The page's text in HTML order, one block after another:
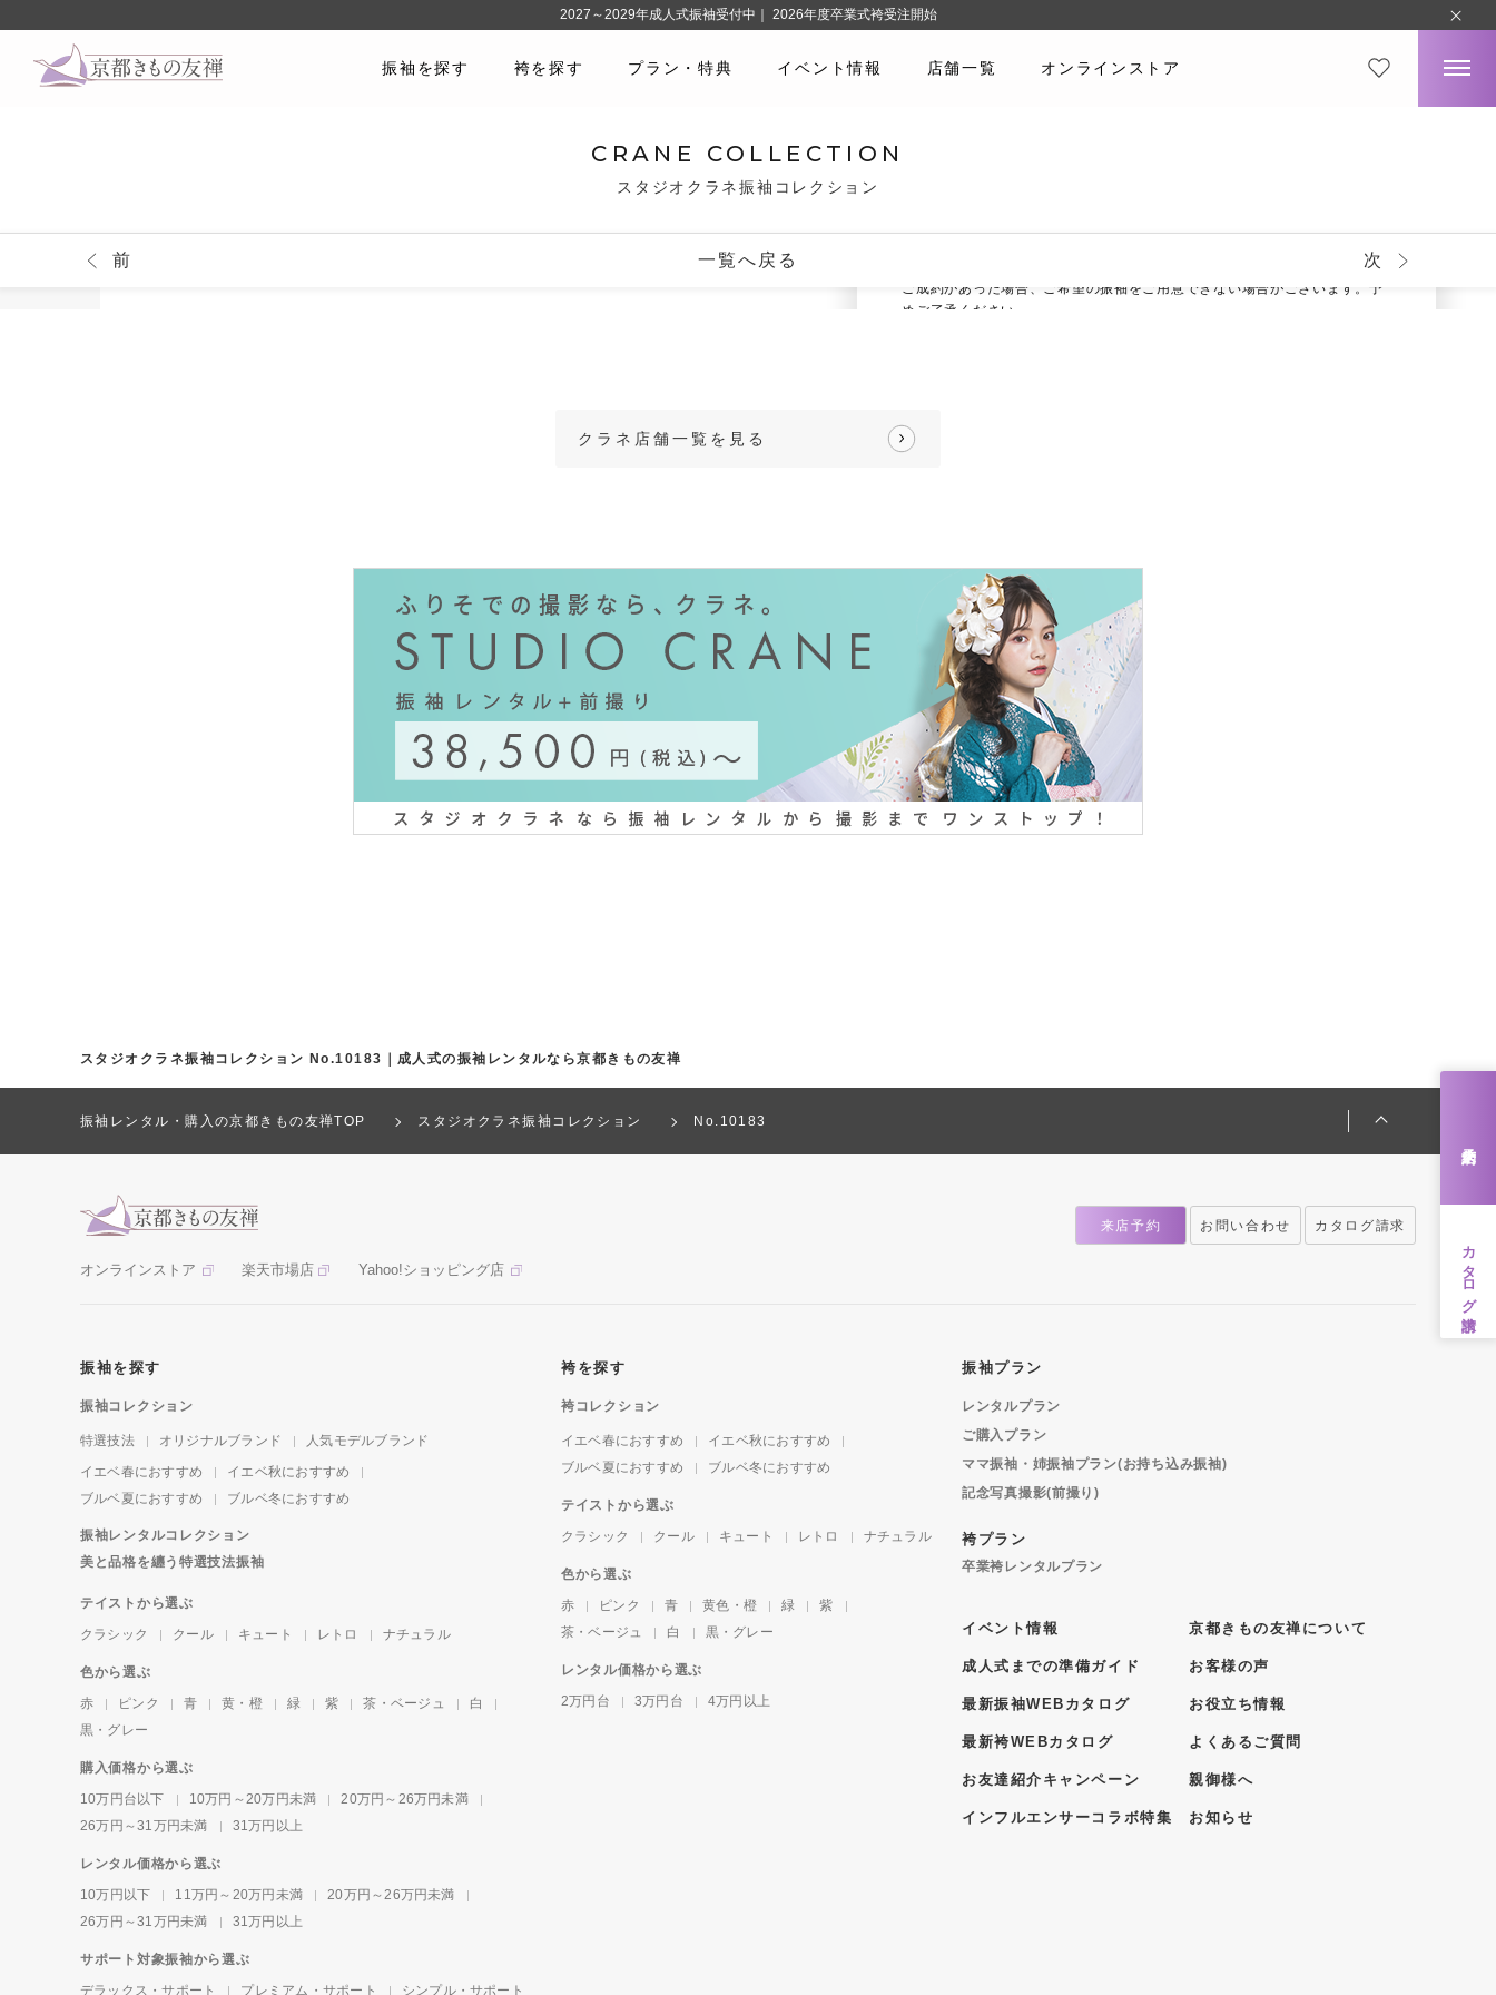
振袖を探す 袴を探す プラン・特典 イベント情報 店舗一覧 オンラインストア
CRANE COLLECTION
スタジオクラネ振袖コレクション
前 一覧へ戻る 次
撮影込みで 38,500 円（税込）～から プランの詳細はこちら
ご成約があった場合、ご希望の振袖をご用意できない場合がございます。予
めご了承ください。
クラネ店舗一覧を見る
スタジオクラネ振袖コレクション No.10183｜成人式の振袖レンタルなら京都きもの友禅
振袖レンタル・購入の京都きもの友禅TOP スタジオクラネ振袖コレクション No.10183
カタログ請求
オンラインストア 楽天市場店 Yahoo!ショッピング店
来店予約 お問い合わせ カタログ請求
振袖を探す
振袖コレクション
特選技法 オリジナルブランド
人気モデルブランド
イエベ春におすすめ
イエベ秋におすすめ
ブルベ夏におすすめ
ブルベ冬におすすめ
振袖レンタルコレクション
美と品格を纏う特選技法振袖
テイストから選ぶ
クラシック
クール キュート レトロ ナチュラル
色から選ぶ
赤
ピンク 青 黄・橙 緑 紫 茶・ベージュ
白
黒・グレー
購入価格から選ぶ
10万円台以下
10万円～20万円未満
20万円～26万円未満
26万円～31万円未満
31万円以上
レンタル価格から選ぶ
10万円以下
11万円～20万円未満
20万円～26万円未満
26万円～31万円未満
31万円以上
サポート対象振袖から選ぶ
デラックス・サポート
プレミアム・サポート シンプル・サポート
袴を探す
袴コレクション
イエベ春におすすめ
イエベ秋におすすめ
ブルベ夏におすすめ
ブルベ冬におすすめ
テイストから選ぶ
クラシック
クール キュート レトロ ナチュラル
色から選ぶ
赤
ピンク 青 黄色・橙 緑
紫
茶・ベージュ
白 黒・グレー
レンタル価格から選ぶ
2万円台
3万円台 4万円以上
振袖プラン
レンタルプラン
ご購入プラン
ママ振袖・姉振袖プラン(お持ち込み振袖)
記念写真撮影(前撮り)
袴プラン
卒業袴レンタルプラン
イベント情報
成人式までの準備ガイド
最新振袖WEBカタログ
最新袴WEBカタログ
お友達紹介キャンペーン
インフルエンサーコラボ特集
京都きもの友禅について
お客様の声
お役立ち情報
よくあるご質問
親御様へ
お知らせ
2027～2029年成人式振袖受付中｜ 2026年度卒業式袴受注開始